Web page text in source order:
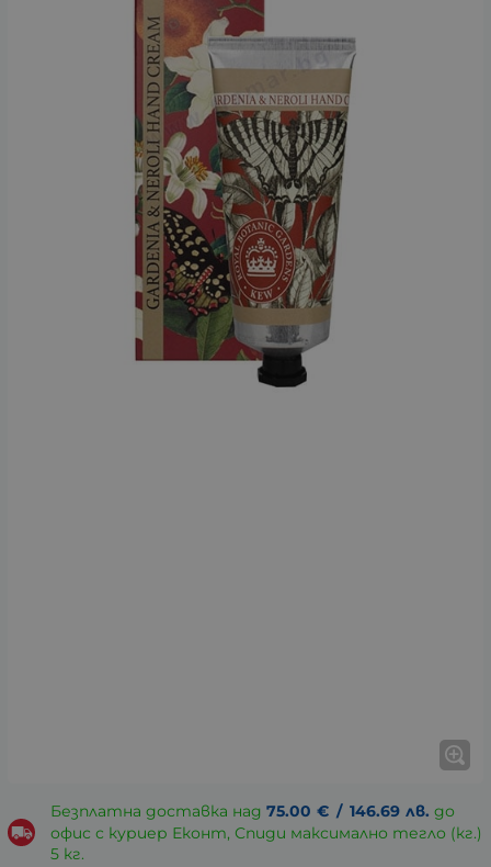
Безплатна доставка над 75.00 € / 146.69 лв. до
офис с куриер Еконт, Спиди максимално тегло (кг.)
5 кг.